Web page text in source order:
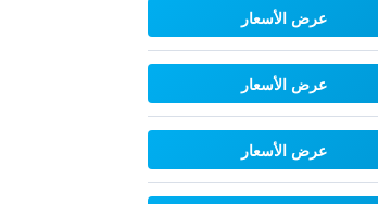
عرض الأسعار
عرض الأسعار
عرض الأسعار